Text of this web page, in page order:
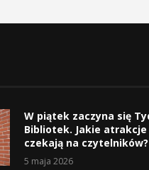
W piątek zaczyna się
Bibliotek. Jakie atrakcje
czekają na czytelników?
5 maja 2026